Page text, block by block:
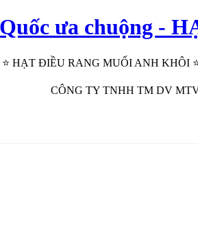
ưa chuộng -
⭐ HẠT ĐIỀU RANG MUỐI ANH KHÔI
CÔNG TY TNHH TM DV